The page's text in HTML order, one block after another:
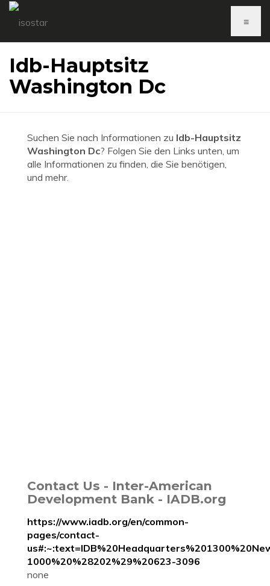
≡
Idb-Hauptsitz
Washington Dc
Suchen Sie nach Informationen zu Idb-Hauptsitz
Washington Dc? Folgen Sie den Links unten, um
alle Informationen zu finden, die Sie benötigen,
und mehr.
Contact Us - Inter-American
Development Bank - IADB.org
https://www.iadb.org/en/common-
pages/contact-
1000%20%28202%29%20623-3096
none